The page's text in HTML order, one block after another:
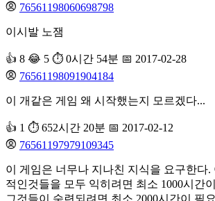
76561198060698798
이시발 노잼
👍 8 😂 5 ⏱️ 0시간 54분 📅 2017-02-28
76561198091904184
이 개같은 게임 왜 시작했는지 모르겠다...
👍 1 ⏱️ 652시간 20분 📅 2017-02-12
76561197979109345
이 게임은 너무나 지나친 지식을 요구한다.
적인것들을 모두 익히려면 최소 1000시간